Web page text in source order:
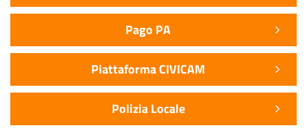
Pago PA
Piattaforma CIVICAM
Polizia Locale